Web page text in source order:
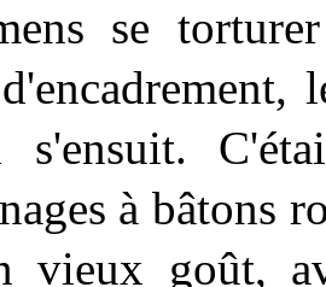
se
s'ensuit.
à bâtons
vieux goût,